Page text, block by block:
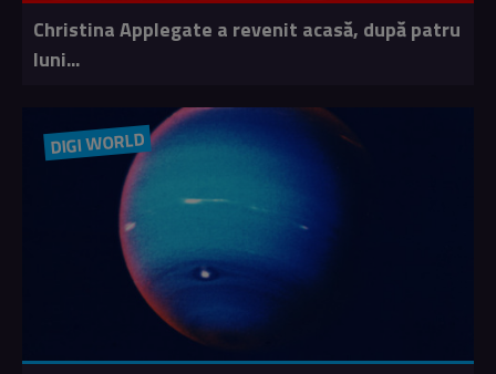
Christina Applegate a revenit acasă, după patru
luni...
DIGI WORLD